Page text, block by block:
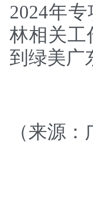
2024年
林相关工
到绿美广
（来源